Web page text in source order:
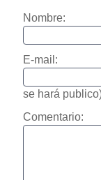
Nombre:
E-mail:
se hará
Comentario: